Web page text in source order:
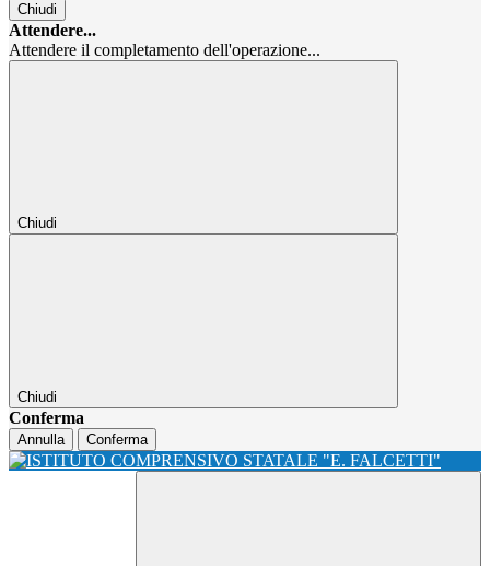
Chiudi
Attendere...
Attendere il completamento dell'operazione...
Chiudi
Chiudi
Conferma
Annulla Conferma